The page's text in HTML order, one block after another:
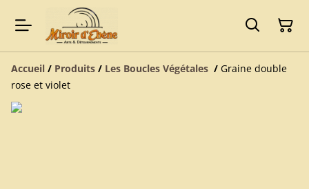
Accueil / Produits / Les Boucles Végétales / Graine double
rose et violet